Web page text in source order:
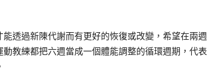
透過新陳代謝而有更好的恢復或改變，希望在兩週
教練都把六週當成一個體能調整的循環週期，代表